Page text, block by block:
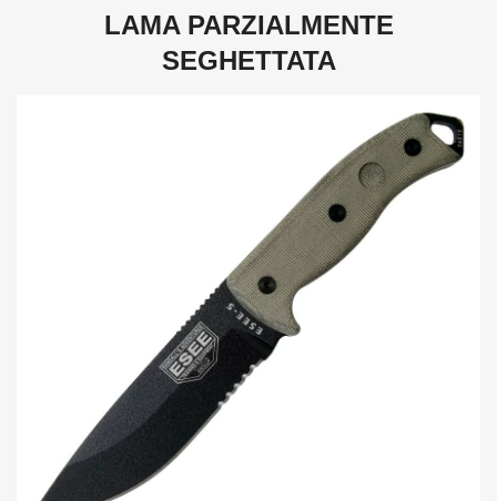
LAMA PARZIALMENTE
SEGHETTATA